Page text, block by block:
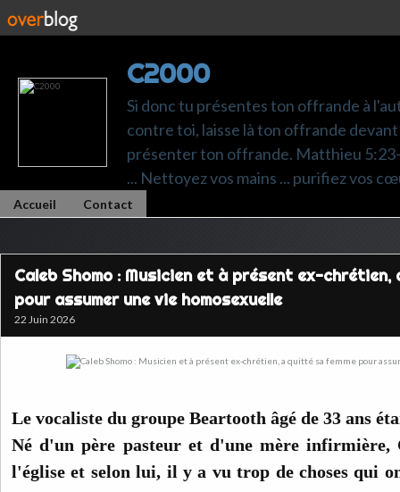
C2000
Si donc tu présentes ton offrande à
contre toi, laisse là ton offrande
présenter ton offrande. Matthieu 5:23-
... Nettoyez vos mains ... purifiez vos
Accueil Contact
Caleb Shomo : Musicien et à présent ex-chrétien,
pour assumer une vie homosexuelle
22 Juin 2026
Le vocaliste du groupe Beartooth âgé de 33 ans
Né d'un père pasteur et d'une mère infirmière,
l'église et selon lui, il y a vu trop de choses qui